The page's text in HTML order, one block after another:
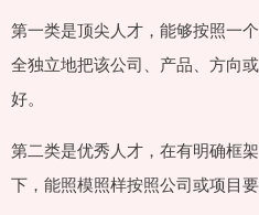
第一类是顶尖人才，能够按照一
全独立地把该公司、产品、方向
好。
第二类是优秀人才，在有明确框
下，能照模照样按照公司或项目要